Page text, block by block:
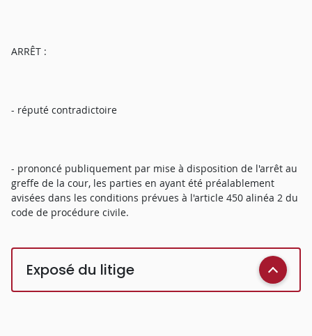
ARRÊT :
- réputé contradictoire
- prononcé publiquement par mise à disposition de l'arrêt au
greffe de la cour, les parties en ayant été préalablement
avisées dans les conditions prévues à l'article 450 alinéa 2 du
code de procédure civile.
Exposé du litige